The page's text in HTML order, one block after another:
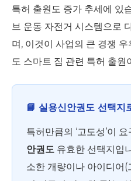
특허 출원도 증가 추세에 있
브 운동 자전거 시스템으로
며, 이것이 사업의 큰 경쟁
도 스마트 짐 관련 특허 출원
📘 실용신안권도 선택지
특허만큼의 ‘고도성’이
안권도 유효한 선택지입
소한 개량이나 아이디어